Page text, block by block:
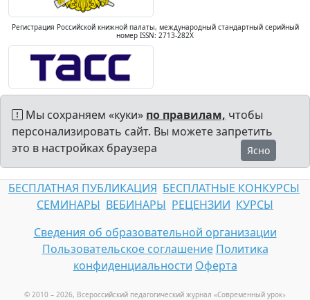
Регистрация Российской книжной палаты, международный стандартный серийный
номер ISSN: 2713-282X
Мы сохраняем «куки» по правилам, чтобы
персонализировать сайт. Вы можете запретить
это в настройках браузера
Ясно
БЕСПЛАТНАЯ ПУБЛИКАЦИЯ БЕСПЛАТНЫЕ КОНКУРСЫ
СЕМИНАРЫ ВЕБИНАРЫ РЕЦЕНЗИИ КУРСЫ
Сведения об образовательной организации
Пользовательское соглашение Политика
конфиденциальности Оферта
© 2010 – 2026, Всероссийский педагогический журнал «Современный урок»